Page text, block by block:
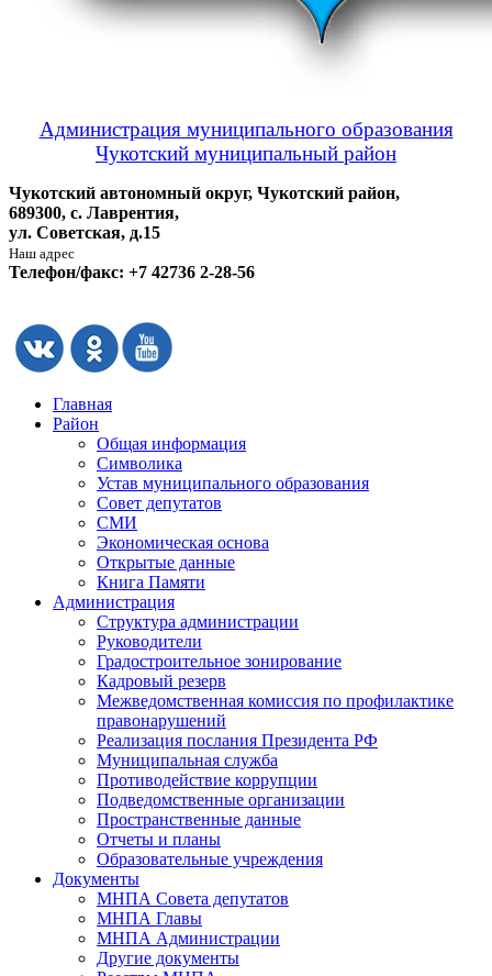
Администрация муниципального образования
Чукотский муниципальный район
Чукотский автономный округ, Чукотский район,
689300, с. Лаврентия,
ул. Советская, д.15
Наш адрес
Телефон/факс: +7 42736 2-28-56
Главная
Район
Общая информация
Символика
Устав муниципального образования
Совет депутатов
СМИ
Экономическая основа
Открытые данные
Книга Памяти
Администрация
Структура администрации
Руководители
Градостроительное зонирование
Кадровый резерв
Межведомственная комиссия по профилактике
правонарушений
Реализация послания Президента РФ
Муниципальная служба
Противодействие коррупции
Подведомственные организации
Пространственные данные
Отчеты и планы
Образовательные учреждения
Документы
МНПА Совета депутатов
МНПА Главы
МНПА Администрации
Другие документы